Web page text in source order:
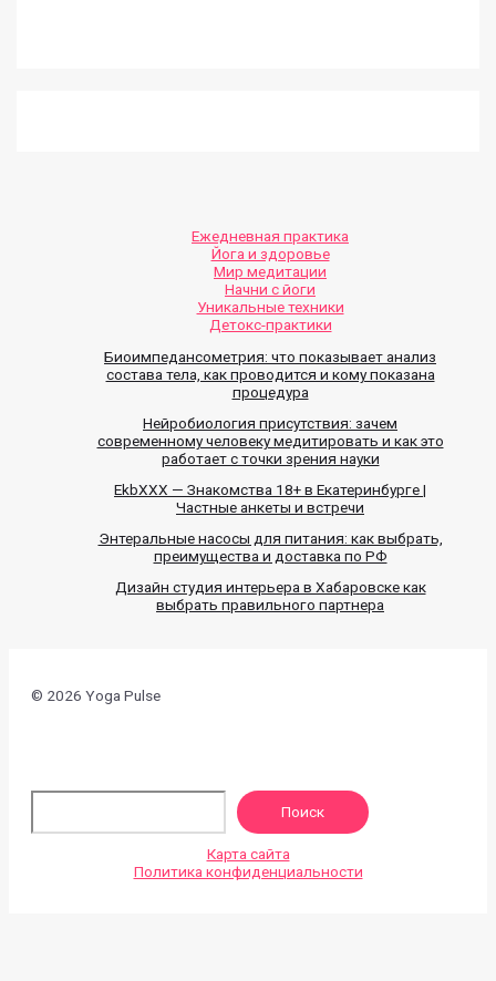
Ежедневная практика
Йога и здоровье
Мир медитации
Начни с йоги
Уникальные техники
Детокс-практики
Биоимпедансометрия: что показывает анализ
состава тела, как проводится и кому показана
процедура
Нейробиология присутствия: зачем
современному человеку медитировать и как это
работает с точки зрения науки
EkbXXX — Знакомства 18+ в Екатеринбурге |
Частные анкеты и встречи
Энтеральные насосы для питания: как выбрать,
преимущества и доставка по РФ
Дизайн студия интерьера в Хабаровске как
выбрать правильного партнера
© 2026 Yoga Pulse
Поиск
Карта сайта
Политика конфиденциальности